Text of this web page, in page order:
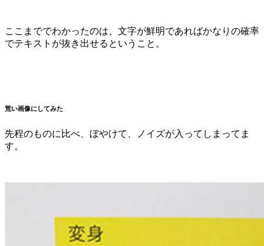
ここまででわかったのは、文字が鮮明であればかなりの確率
でテキストが抜き出せるということ。
荒い画像にしてみた
先程のものに比べ、ぼやけて、ノイズが入ってしまってま
す。